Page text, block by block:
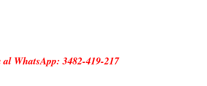
WhatsApp: 3482-419-217